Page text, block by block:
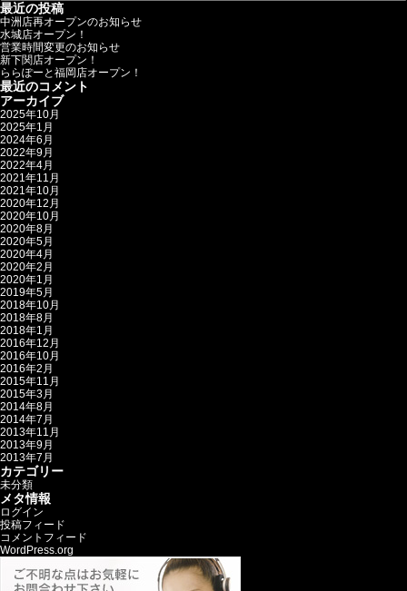
最近の投稿
中洲店再オープンのお知らせ
水城店オープン！
営業時間変更のお知らせ
新下関店オープン！
ららぽーと福岡店オープン！
最近のコメント
アーカイブ
2025年10月
2025年1月
2024年6月
2022年9月
2022年4月
2021年11月
2021年10月
2020年12月
2020年10月
2020年8月
2020年5月
2020年4月
2020年2月
2020年1月
2019年5月
2018年10月
2018年8月
2018年1月
2016年12月
2016年10月
2016年2月
2015年11月
2015年3月
2014年8月
2014年7月
2013年11月
2013年9月
2013年7月
カテゴリー
未分類
メタ情報
ログイン
投稿フィード
コメントフィード
WordPress.org